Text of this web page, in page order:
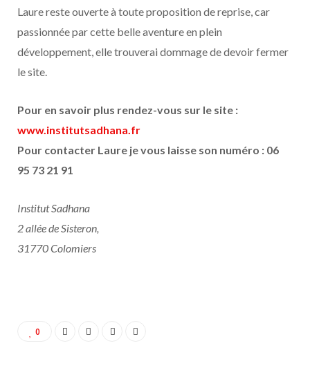
Laure reste ouverte à toute proposition de reprise, car
passionnée par cette belle aventure en plein
développement, elle trouverai dommage de devoir fermer
le site.
Pour en savoir plus rendez-vous sur le site :
www.institutsadhana.fr
Pour contacter Laure je vous laisse son numéro : 06
95 73 21 91
Institut Sadhana
2 allée de Sisteron,
31770 Colomiers
0